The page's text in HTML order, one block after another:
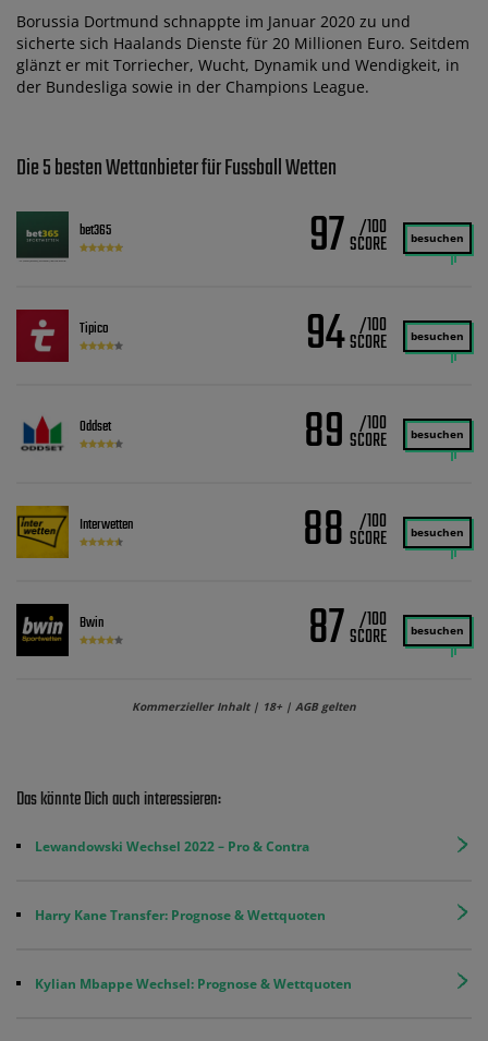
Borussia Dortmund schnappte im Januar 2020 zu und
sicherte sich Haalands Dienste für 20 Millionen Euro. Seitdem
glänzt er mit Torriecher, Wucht, Dynamik und Wendigkeit, in
der Bundesliga sowie in der Champions League.
Die 5 besten Wettanbieter für Fussball Wetten
bet365 97 /100 besuchen
Tipico 94 /100 besuchen
Oddset 89 /100 besuchen
Interwetten 88 /100 besuchen
Bwin 87 /100 besuchen
Kommerzieller Inhalt | 18+ | AGB gelten
Das könnte Dich auch interessieren:
Lewandowski Wechsel 2022 – Pro & Contra
Harry Kane Transfer: Prognose & Wettquoten
Kylian Mbappe Wechsel: Prognose & Wettquoten